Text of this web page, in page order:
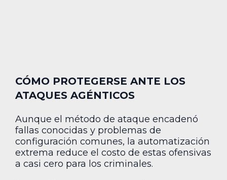
CÓMO PROTEGERSE ANTE LOS
ATAQUES AGÉNTICOS
Aunque el método de ataque encadenó
fallas conocidas y problemas de
configuración comunes, la automatización
extrema reduce el costo de estas ofensivas
a casi cero para los criminales.